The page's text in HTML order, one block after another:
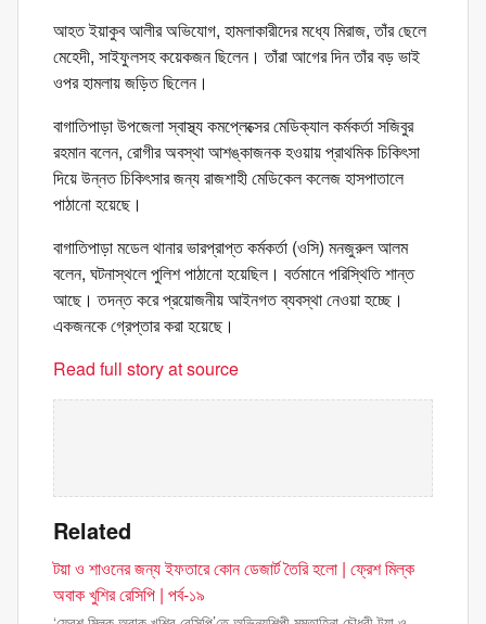
আহত ইয়াকুব আলীর অভিযোগ, হামলাকারীদের মধ্যে মিরাজ, তাঁর ছেলে
মেহেদী, সাইফুলসহ কয়েকজন ছিলেন। তাঁরা আগের দিন তাঁর বড় ভাই
ওপর হামলায় জড়িত ছিলেন।
বাগাতিপাড়া উপজেলা স্বাস্থ্য কমপ্লেক্সের মেডিক্যাল কর্মকর্তা সজিবুর
রহমান বলেন, রোগীর অবস্থা আশঙ্কাজনক হওয়ায় প্রাথমিক চিকিৎসা
দিয়ে উন্নত চিকিৎসার জন্য রাজশাহী মেডিকেল কলেজ হাসপাতালে
পাঠানো হয়েছে।
বাগাতিপাড়া মডেল থানার ভারপ্রাপ্ত কর্মকর্তা (ওসি) মনজুরুল আলম
বলেন, ঘটনাস্থলে পুলিশ পাঠানো হয়েছিল। বর্তমানে পরিস্থিতি শান্ত
আছে। তদন্ত করে প্রয়োজনীয় আইনগত ব্যবস্থা নেওয়া হচ্ছে।
একজনকে গ্রেপ্তার করা হয়েছে।
Read full story at source
Related
টয়া ও শাওনের জন্য ইফতারে কোন ডেজার্ট তৈরি হলো | ফ্রেশ মিল্ক
অবাক খুশির রেসিপি | পর্ব-১৯